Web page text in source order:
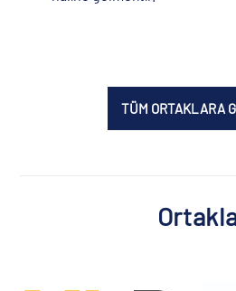
TÜM ORTAKLARA